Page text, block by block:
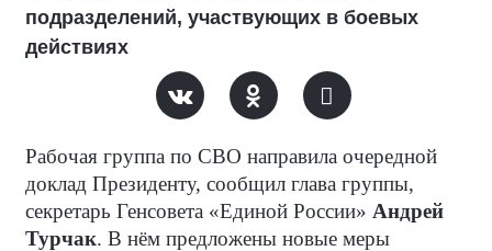
подразделений, участвующих в боевых
действиях
Рабочая группа по СВО направила очередной
доклад Президенту, сообщил глава группы,
секретарь Генсовета «Единой России» Андрей
Турчак. В нём предложены новые меры